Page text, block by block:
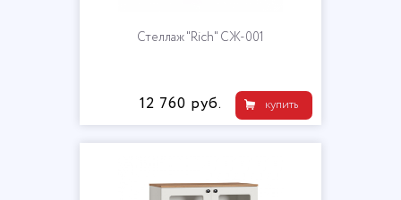
Стеллаж "Rich" СЖ-001
купить
12 760 руб.